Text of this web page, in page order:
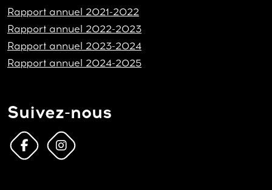
Rapport annuel 2021-2022
Rapport annuel 2022-2023
Rapport annuel 2023-2024
Rapport annuel 2024-2025
Suivez-nous